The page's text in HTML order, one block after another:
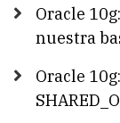
Oracle
nuestra
Oracle